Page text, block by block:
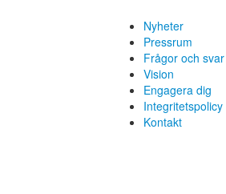
Nyheter
Pressrum
Frågor och svar
Vision
Engagera dig
Integritetspolicy
Kontakt